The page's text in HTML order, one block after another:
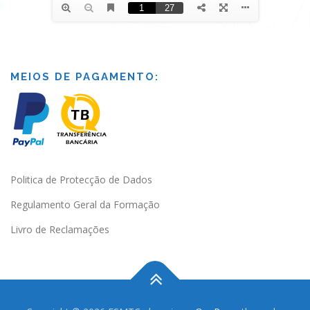
MEIOS DE PAGAMENTO:
Politica de Protecção de Dados
Regulamento Geral da Formação
Livro de Reclamações